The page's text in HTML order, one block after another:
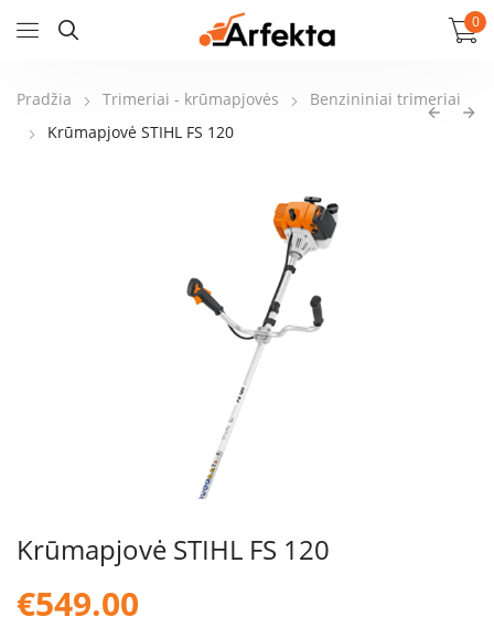
0
Pradžia Trimeriai - krūmapjovės
Benzininiai trimeriai
Krūmapjovė STIHL FS 120
Krūmapjovė STIHL FS 120
€549.00